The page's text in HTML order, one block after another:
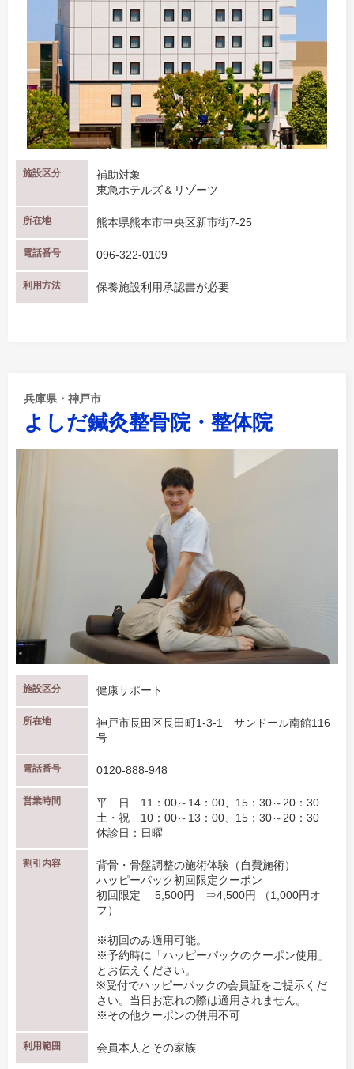
施設区分
補助対象
東急ホテルズ＆リゾーツ
所在地 熊本県熊本市中央区新市街7-25
電話番号 096-322-0109
利用方法 保養施設利用承認書が必要
兵庫県・神戸市
よしだ鍼灸整骨院・整体院
施設区分 健康サポート
所在地
神戸市長田区長田町1-3-1 サンドール南館116
号
電話番号 0120-888-948
営業時間
平 日 11：00～14：00、15：30～20：30
土・祝 10：00～13：00、15：30～20：30
休診日：日曜
割引内容
背骨・骨盤調整の施術体験（自費施術）
ハッピーパック初回限定クーポン
初回限定 5,500円 ⇒4,500円 （1,000円オ
フ）
※初回のみ適用可能。
※予約時に「ハッピーパックのクーポン使用」
とお伝えください。
※受付でハッピーパックの会員証をご提示くだ
さい。当日お忘れの際は適用されません。
※その他クーポンの併用不可
利用範囲 会員本人とその家族